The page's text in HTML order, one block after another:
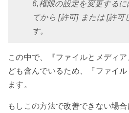
6,権限の設定を変更する
てから [許可] または [許可
す。
この中で、『ファイルとメディ
ども含んでいるため、『ファイ
ます。
もしこの方法で改善できない場